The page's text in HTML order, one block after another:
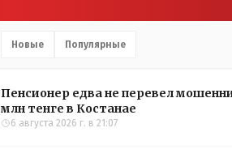
Новые Популярные
Пенсионер едва не перевел
млн тенге в Костанае
6 августа 2026 г. в 21:07